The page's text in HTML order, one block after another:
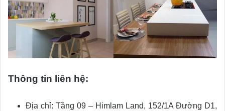
Thông tin liên hệ:
Địa chỉ: Tầng 09 – Himlam Land, 152/1A Đường D1,